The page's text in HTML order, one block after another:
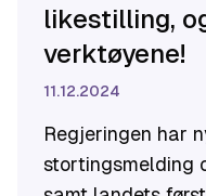
likestilling,
verktøyene!
11.12.2024
Regjeringen har
stortingsmelding